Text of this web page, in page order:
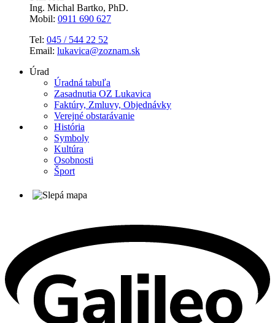
Ing. Michal Bartko, PhD.
Mobil: 0911 690 627
Tel: 045 / 544 22 52
Email: lukavica@zoznam.sk
Úrad
Úradná tabuľa
Zasadnutia OZ Lukavica
Faktúry, Zmluvy, Objednávky
Verejné obstarávanie
História
Symboly
Kultúra
Osobnosti
Šport